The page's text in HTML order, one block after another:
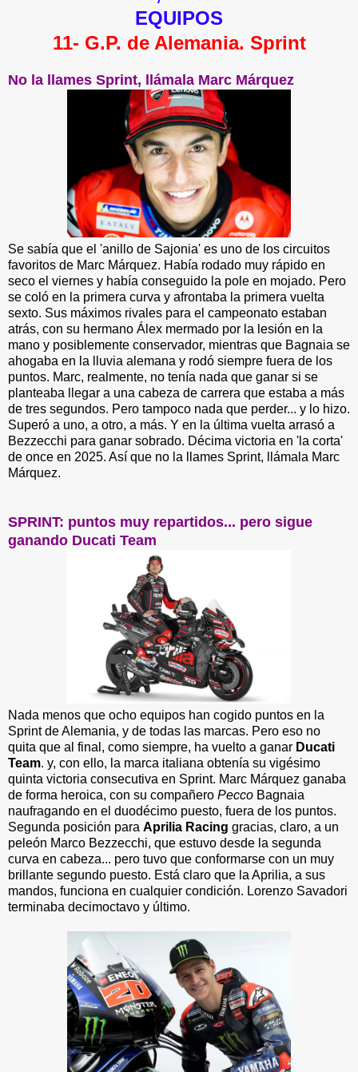
EQUIPOS
11- G.P. de Alemania. Sprint
No la llames Sprint, llámala Marc Márquez
Se sabía que el 'anillo de Sajonia' es uno de los circuitos
favoritos de Marc Márquez. Había rodado muy rápido en
seco el viernes y había conseguido la pole en mojado. Pero
se coló en la primera curva y afrontaba la primera vuelta
sexto. Sus máximos rivales para el campeonato estaban
atrás, con su hermano Álex mermado por la lesión en la
mano y posiblemente conservador, mientras que Bagnaia se
ahogaba en la lluvia alemana y rodó siempre fuera de los
puntos. Marc, realmente, no tenía nada que ganar si se
planteaba llegar a una cabeza de carrera que estaba a más
de tres segundos. Pero tampoco nada que perder... y lo hizo.
Superó a uno, a otro, a más. Y en la última vuelta arrasó a
Bezzecchi para ganar sobrado. Décima victoria en 'la corta'
de once en 2025. Así que no la llames Sprint, llámala Marc
Márquez.
SPRINT: puntos muy repartidos... pero sigue
ganando Ducati Team
Nada menos que ocho equipos han cogido puntos en la
Sprint de Alemania, y de todas las marcas. Pero eso no
quita que al final, como siempre, ha vuelto a ganar Ducati
Team. y, con ello, la marca italiana obtenía su vigésimo
quinta victoria consecutiva en Sprint. Marc Márquez ganaba
de forma heroica, con su compañero Pecco Bagnaia
naufragando en el duodécimo puesto, fuera de los puntos.
Segunda posición para Aprilia Racing gracias, claro, a un
peleón Marco Bezzecchi, que estuvo desde la segunda
curva en cabeza... pero tuvo que conformarse con un muy
brillante segundo puesto. Está claro que la Aprilia, a sus
mandos, funciona en cualquier condición. Lorenzo Savadori
terminaba decimoctavo y último.